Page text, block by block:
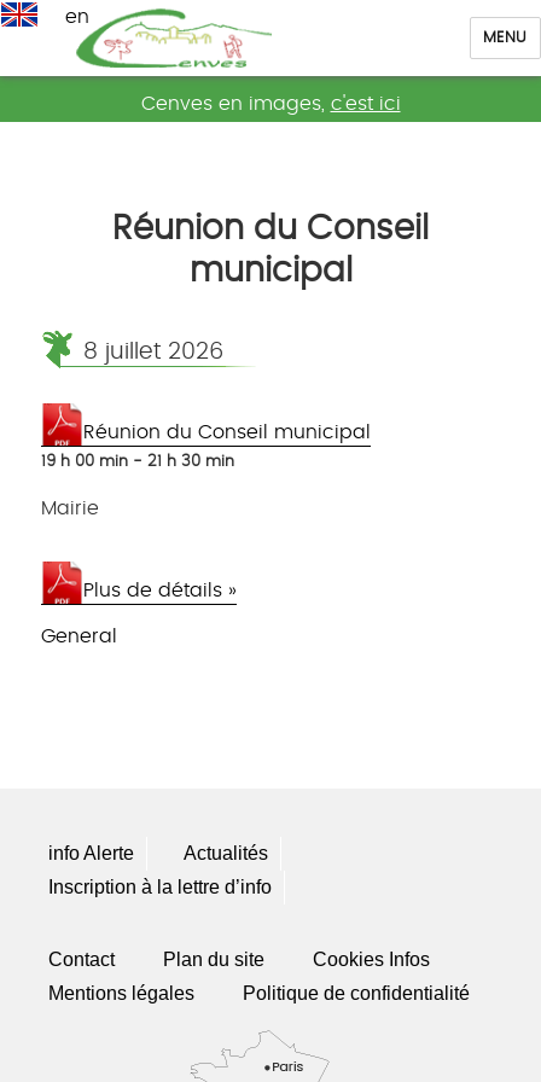
en
Cenves
MENU
Cenves en images, c'est ici
Réunion du Conseil
municipal
8 juillet 2026
Réunion du Conseil municipal
19 h 00 min - 21 h 30 min
Mairie
Plus de détails »
General
info Alerte
Actualités
Inscription à la lettre d’info
Contact Plan du site
Cookies Infos
Mentions légales
Politique de confidentialité